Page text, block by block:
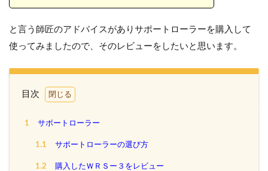
と言う師匠のアドバイスがありサポートローラーを購入して
使ってみましたので、そのレビューをしたいと思います。
目次
1 サポートローラー
1.1 サポートローラーの選び方
1.2 購入したＷＲＳー３をレビュー